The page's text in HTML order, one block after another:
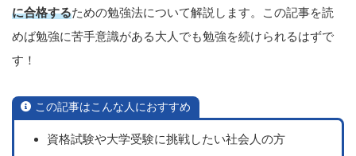
に合格するための勉強法について解説します。この記事を読
めば勉強に苦手意識がある大人でも勉強を続けられるはずで
す！
この記事はこんな人におすすめ
資格試験や大学受験に挑戦したい社会人の方